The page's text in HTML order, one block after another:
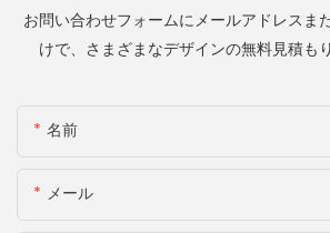
お問い合わせフォームにメールアドレスま
けで、さまざまなデザインの無料見積も
名前
メール